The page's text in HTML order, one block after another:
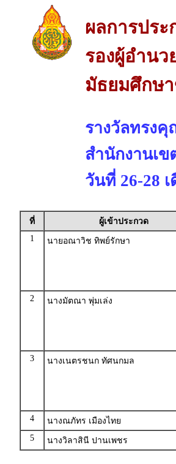
ผลการปร
รองผู้อำนว
มัธยมศึกษ
รางวัลทรงคุ
สำนักงานเ
วันที่ 26-28
ที่
ผู้เข้าประกวด
1
นายอณาวิช ทิพย์รักษา
2 นางมัตณา พุ่มเล่ง
3 นางเนตรชนก ทัศนกมล
4 นางณภัทร เมืองไทย
5
นางวิลาสินี ปานเพชร